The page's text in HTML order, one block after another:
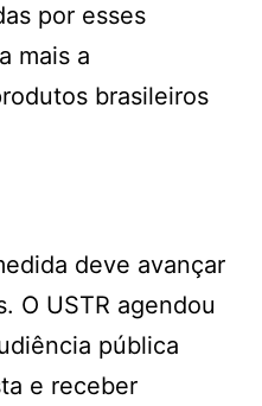
por esses
mais a
brasileiros
deve avançar
O USTR agendou
pública
e receber